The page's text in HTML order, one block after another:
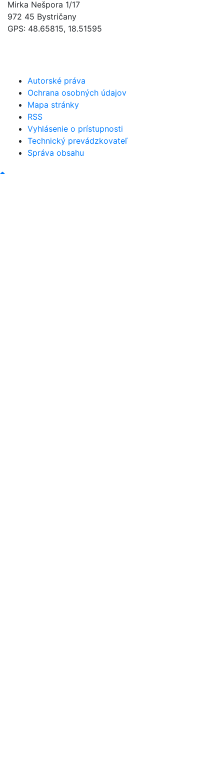
Mirka Nešpora 1/17
972 45 Bystričany
GPS: 48.65815, 18.51595
Autorské práva
Ochrana osobných údajov
Mapa stránky
RSS
Vyhlásenie o prístupnosti
Technický prevádzkovateľ
Správa obsahu